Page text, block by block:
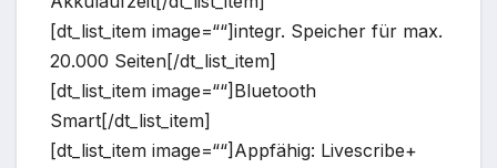
[dt_list_item image=““]integr. Speicher für max.
20.000 Seiten[/dt_list_item]
[dt_list_item image=““]Bluetooth
Smart[/dt_list_item]
[dt_list_item image=““]Appfähig: Livescribe+